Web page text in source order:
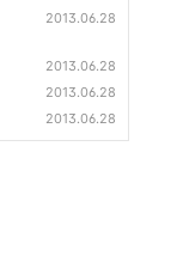
2013.06.28
2013.06.28
2013.06.28
2013.06.28